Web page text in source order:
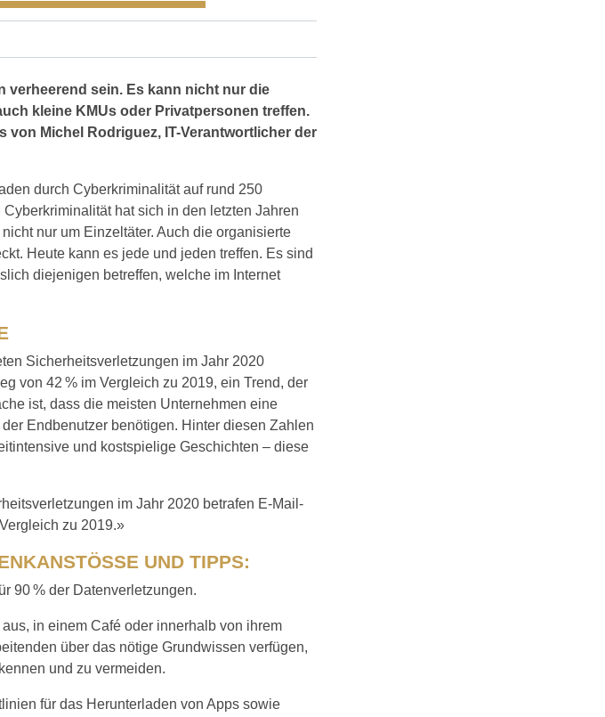
verheerend sein. Es kann nicht nur die
kleine KMUs oder Privatpersonen treffen.
von Michel Rodriguez, IT-Verantwortlicher der
durch Cyberkriminalität auf rund 250
hat sich in den letzten Jahren
nur um Einzeltäter. Auch die organisierte
Heute kann es jede und jeden treffen. Es sind
diejenigen betreffen, welche im Internet
Sicherheitsverletzungen im Jahr 2020
von 42 % im Vergleich zu 2019, ein Trend, der
ist, dass die meisten Unternehmen eine
Endbenutzer benötigen. Hinter diesen Zahlen
und kostspielige Geschichten – diese
im Jahr 2020 betrafen E-Mail-
zu 2019.»
UND TIPPS:
90 % der Datenverletzungen.
in einem Café oder innerhalb von ihrem
über das nötige Grundwissen verfügen,
und zu vermeiden.
für das Herunterladen von Apps sowie